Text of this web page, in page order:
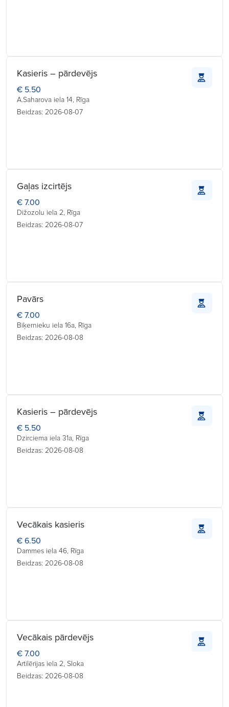
Kasieris – pārdevējs
€ 5.50
A.Saharova iela 14, Rīga
Beidzas: 2026-08-07
Gaļas izcirtējs
€ 7.00
Dižozolu iela 2, Rīga
Beidzas: 2026-08-07
Pavārs
€ 7.00
Biķernieku iela 16a, Rīga
Beidzas: 2026-08-08
Kasieris – pārdevējs
€ 5.50
Dzirciema iela 31a, Rīga
Beidzas: 2026-08-08
Vecākais kasieris
€ 6.50
Dammes iela 46, Rīga
Beidzas: 2026-08-08
Vecākais pārdevējs
€ 7.00
Artilērijas iela 2, Sloka
Beidzas: 2026-08-08